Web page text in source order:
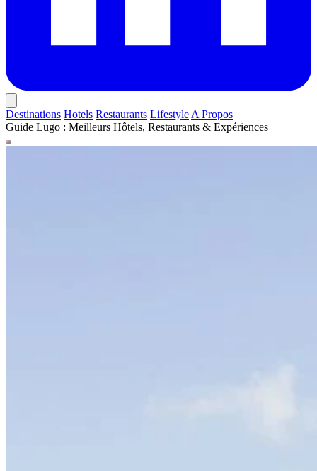
Destinations Hotels Restaurants Lifestyle A Propos
Guide Lugo : Meilleurs Hôtels, Restaurants & Expériences